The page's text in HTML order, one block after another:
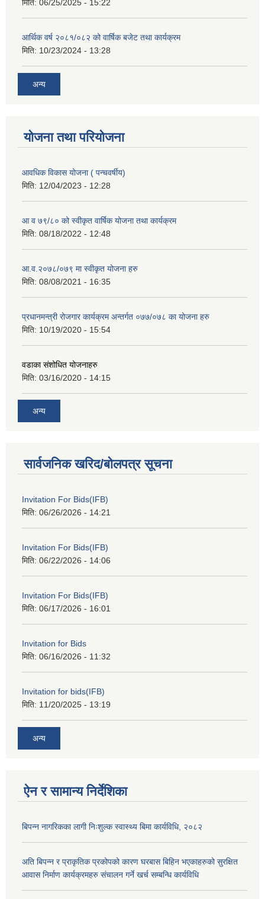
मिति: 06/25/2025 - 15:22
आर्थिक वर्ष २०८१/०८२ को वार्षिक बजेट तथा कार्यक्रम
मिति: 10/23/2024 - 13:28
अन्य
योजना तथा परियोजना
आवधिक विकास योजना ( पन्चवर्षीय)
मिति: 12/04/2023 - 12:28
आ व ७९/८० को स्वीकृत वार्षिक योजना तथा कार्यक्रम
मिति: 08/18/2022 - 12:48
आ.व.२०७८/०७९ मा स्वीकृत योजना हरु
मिति: 08/08/2021 - 16:35
प्रधानमन्त्री रोजगार कार्यक्रम अन्तर्गत ०७७/०७८ का योजना हरु
मिति: 10/19/2020 - 15:54
वडाका संशोधित योजनाहरु
मिति: 03/16/2020 - 14:15
अन्य
सार्वजनिक खरिद/बोलपत्र सूचना
Invitation For Bids(IFB)
मिति: 06/26/2026 - 14:21
Invitation For Bids(IFB)
मिति: 06/22/2026 - 14:06
Invitation For Bids(IFB)
मिति: 06/17/2026 - 16:01
Invitation for Bids
मिति: 06/16/2026 - 11:32
Invitation for bids(IFB)
मिति: 11/20/2025 - 13:19
अन्य
ऐन र सामान्य निर्देशिका
बिपन्न नागरिकका लागी निःशुल्क स्वास्थ्य बिमा कार्यविधि, २०८२
अति बिपन्न र प्राकृतिक प्रकोपको कारण घरबास बिहिन भएकाहरुको सुरक्षित
आवास निर्माण कार्यक्रमहरु संचालन गर्ने खर्च सम्बन्धि कार्यविधि